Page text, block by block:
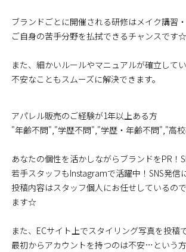
ブランドごとに開催される研修はメイク講習
ご自身の苦手分野を払拭できるチャンスです☆
また、細かいルールやマニュアルが確立して
不安なこともスムーズに解決できます。
アパレル販売のご経験が1年以上ある方
"年齢不問","学歴不問","学歴・年齢不問","高
あなたの個性を活かしながらブランドをPR
若手スタッフもInstagramで活躍中！SNS発信
投稿内容はスタッフ個人にお任せしているの
ます☆
また、ECサイト上でスタイリング写真を投
最初からアカウントを持つのは不安…という